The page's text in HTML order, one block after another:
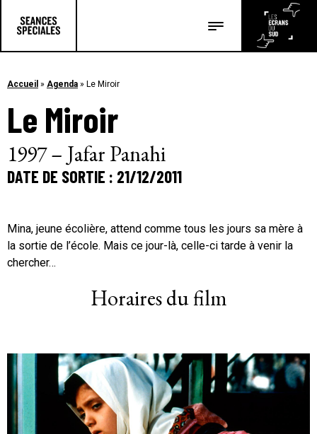
Accueil » Agenda » Le Miroir
Le Miroir
1997 – Jafar Panahi
DATE DE SORTIE : 21/12/2011
Mina, jeune écolière, attend comme tous les jours sa mère à
la sortie de l’école. Mais ce jour-là, celle-ci tarde à venir la
chercher…
Horaires du film